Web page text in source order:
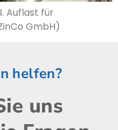
Auflast für
GmbH)
helfen?
uns